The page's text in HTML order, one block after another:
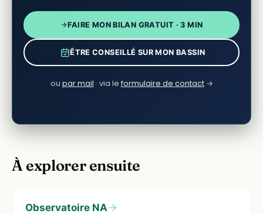
FAIRE MON BILAN GRATUIT · 3 MIN
ÊTRE CONSEILLÉ SUR MON BASSIN
ou par mail · via le formulaire de contact→
À explorer ensuite
Observatoire NA